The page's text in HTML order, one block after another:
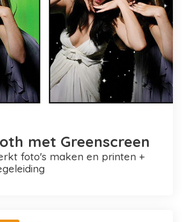
met Greenscreen